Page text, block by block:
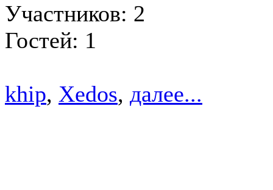
Участников: 2
Гостей: 1
khip, Xedos, далее...